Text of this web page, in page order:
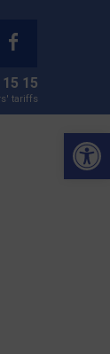
15
tariffs